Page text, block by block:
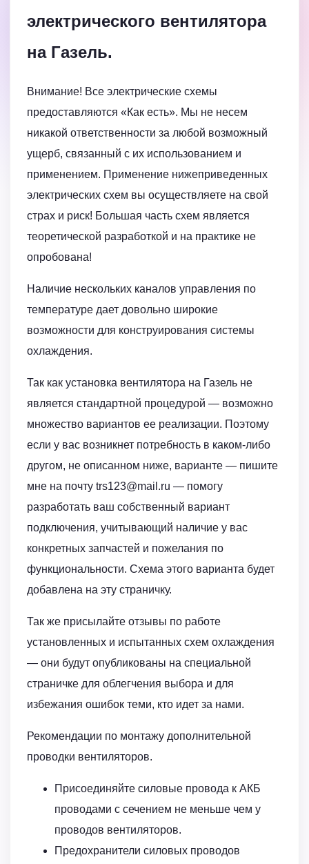
электрического вентилятора
на Газель.
Внимание! Все электрические схемы
предоставляются «Как есть». Мы не несем
никакой ответственности за любой возможный
ущерб, связанный с их использованием и
применением. Применение нижеприведенных
электрических схем вы осуществляете на свой
страх и риск! Большая часть схем является
теоретической разработкой и на практике не
опробована!
Наличие нескольких каналов управления по
температуре дает довольно широкие
возможности для конструирования системы
охлаждения.
Так как установка вентилятора на Газель не
является стандартной процедурой — возможно
множество вариантов ее реализации. Поэтому
если у вас возникнет потребность в каком-либо
другом, не описанном ниже, варианте — пишите
мне на почту trs123@mail.ru — помогу
разработать ваш собственный вариант
подключения, учитывающий наличие у вас
конкретных запчастей и пожелания по
функциональности. Схема этого варианта будет
добавлена на эту страничку.
Так же присылайте отзывы по работе
установленных и испытанных схем охлаждения
— они будут опубликованы на специальной
страничке для облегчения выбора и для
избежания ошибок теми, кто идет за нами.
Рекомендации по монтажу дополнительной
проводки вентиляторов.
Присоединяйте силовые провода к АКБ
проводами с сечением не меньше чем у
проводов вентиляторов.
Предохранители силовых проводов